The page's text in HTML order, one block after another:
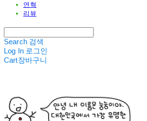
연혁
리뷰
Search 검색
Log In 로그인
Cart장바구니